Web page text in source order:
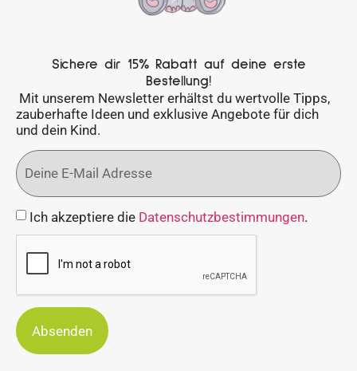
Sichere dir 15% Rabatt auf deine erste
Bestellung!
Mit unserem Newsletter erhältst du wertvolle Tipps,
zauberhafte Ideen und exklusive Angebote für dich
und dein Kind.
Ich akzeptiere die Datenschutzbestimmungen.
Absenden